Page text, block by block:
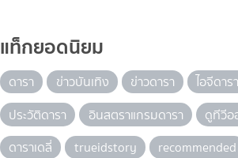
แท็กยอดนิยม
ดารา ข่าวบันเทิง ข่าวดารา
ไอจีดารา
ประวัติดารา
อินสตราแกรมดารา
ดูทีวีอ
ดาราเดลี่
trueidstory recommended